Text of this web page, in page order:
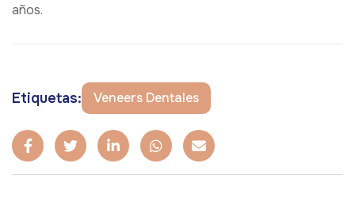
años.
Etiquetas: Veneers Dentales